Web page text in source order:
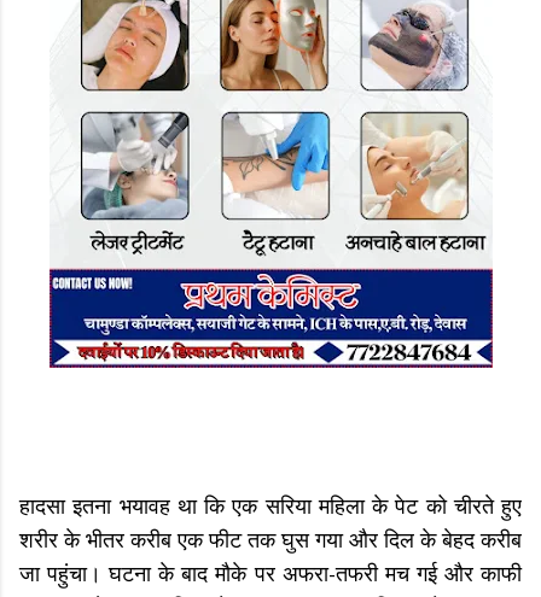
हादसा इतना भयावह था कि एक सरिया महिला के पेट को चीरते हुए
शरीर के भीतर करीब एक फीट तक घुस गया और दिल के बेहद करीब
जा पहुंचा। घटना के बाद मौके पर अफरा-तफरी मच गई और काफी